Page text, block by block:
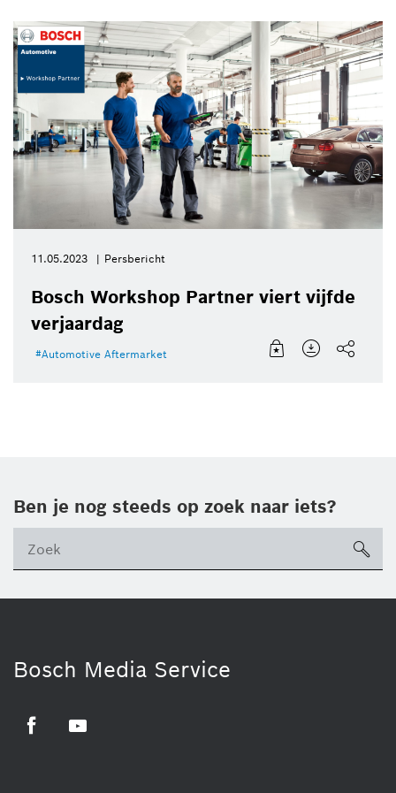
11.05.2023 Persbericht
Bosch Workshop Partner viert vijfde
verjaardag
Automotive Aftermarket
Ben je nog steeds op zoek naar iets?
Bosch Media Service